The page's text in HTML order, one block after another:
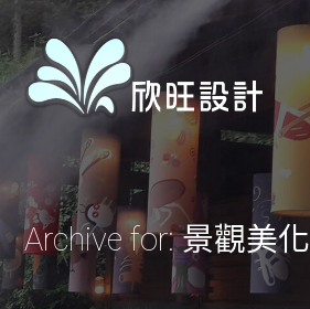
Archive for: 景觀美化